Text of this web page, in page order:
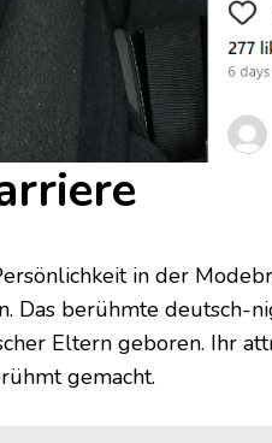
in der
Das berühmte deutsch-
Eltern geboren. Ihr
gemacht.